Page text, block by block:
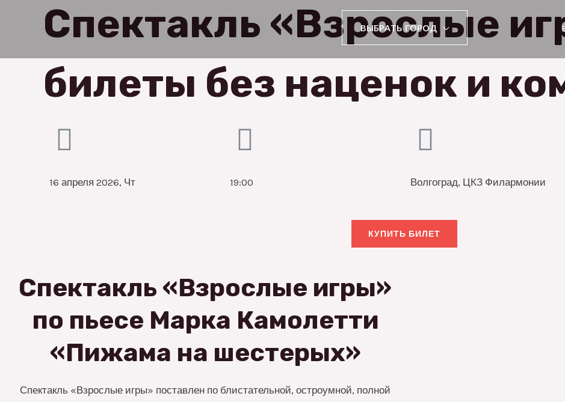
ВЫБРАТЬ ГОРОД
Спектакль «Взрослые
билеты без наценок и
16 апреля 2026, Чт 19:00 Волгоград, ЦКЗ Филармонии
КУПИТЬ БИЛЕТ
Спектакль «Взрослые игры»
по пьесе Марка Камолетти
«Пижама на шестерых»
Спектакль «Взрослые игры» поставлен по блистательной, остроумной, полной